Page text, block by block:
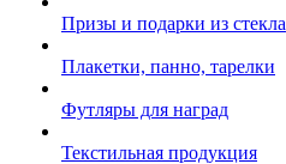
Призы и подарки из стекла
Плакетки, панно, тарелки
Футляры для наград
Текстильная продукция